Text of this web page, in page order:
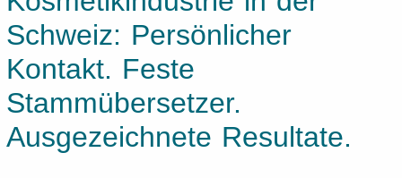
Schweiz: Persönlicher
Kontakt. Feste
Stammübersetzer.
Ausgezeichnete Resultate.